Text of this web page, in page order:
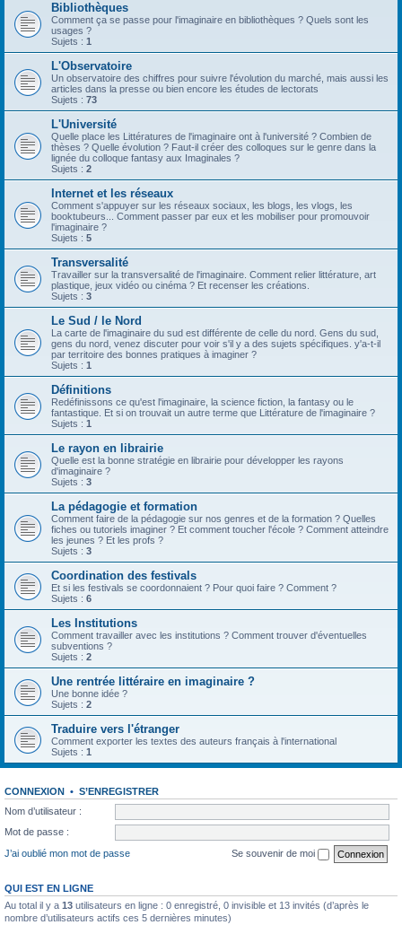
Bibliothèques
Comment ça se passe pour l'imaginaire en bibliothèques ? Quels sont les
usages ?
Sujets : 1
L'Observatoire
Un observatoire des chiffres pour suivre l'évolution du marché, mais aussi les
articles dans la presse ou bien encore les études de lectorats
Sujets : 73
L'Université
Quelle place les Littératures de l'imaginaire ont à l'université ? Combien de
thèses ? Quelle évolution ? Faut-il créer des colloques sur le genre dans la
lignée du colloque fantasy aux Imaginales ?
Sujets : 2
Internet et les réseaux
Comment s'appuyer sur les réseaux sociaux, les blogs, les vlogs, les
booktubeurs... Comment passer par eux et les mobiliser pour promouvoir
l'imaginaire ?
Sujets : 5
Transversalité
Travailler sur la transversalité de l'imaginaire. Comment relier littérature, art
plastique, jeux vidéo ou cinéma ? Et recenser les créations.
Sujets : 3
Le Sud / le Nord
La carte de l'imaginaire du sud est différente de celle du nord. Gens du sud,
gens du nord, venez discuter pour voir s'il y a des sujets spécifiques. y'a-t-il
par territoire des bonnes pratiques à imaginer ?
Sujets : 1
Définitions
Redéfinissons ce qu'est l'imaginaire, la science fiction, la fantasy ou le
fantastique. Et si on trouvait un autre terme que Littérature de l'imaginaire ?
Sujets : 1
Le rayon en librairie
Quelle est la bonne stratégie en librairie pour développer les rayons
d'imaginaire ?
Sujets : 3
La pédagogie et formation
Comment faire de la pédagogie sur nos genres et de la formation ? Quelles
fiches ou tutoriels imaginer ? Et comment toucher l'école ? Comment atteindre
les jeunes ? Et les profs ?
Sujets : 3
Coordination des festivals
Et si les festivals se coordonnaient ? Pour quoi faire ? Comment ?
Sujets : 6
Les Institutions
Comment travailler avec les institutions ? Comment trouver d'éventuelles
subventions ?
Sujets : 2
Une rentrée littéraire en imaginaire ?
Une bonne idée ?
Sujets : 2
Traduire vers l'étranger
Comment exporter les textes des auteurs français à l'international
Sujets : 1
CONNEXION • S’ENREGISTRER
Nom d’utilisateur :
Mot de passe :
J’ai oublié mon mot de passe
Se souvenir de moi
QUI EST EN LIGNE
Au total il y a 13 utilisateurs en ligne : 0 enregistré, 0 invisible et 13 invités (d’après le
nombre d’utilisateurs actifs ces 5 dernières minutes)